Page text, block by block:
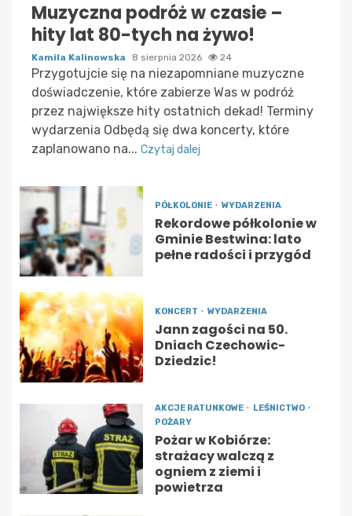
Muzyczna podróż w czasie –
hity lat 80-tych na żywo!
Kamila Kalinowska 8 sierpnia 2026 24
Przygotujcie się na niezapomniane muzyczne
doświadczenie, które zabierze Was w podróż
przez największe hity ostatnich dekad! Terminy
wydarzenia Odbędą się dwa koncerty, które
zaplanowano na... Czytaj dalej
PÓŁKOLONIE WYDARZENIA
Rekordowe półkolonie w
Gminie Bestwina: lato
pełne radości i przygód
KONCERT WYDARZENIA
Jann zagości na 50.
Dniach Czechowic-
Dziedzic!
AKCJE RATUNKOWE
LEŚNICTWO
POŻARY
Pożar w Kobiórze:
strażacy walczą z
ogniem z ziemi i
powietrza